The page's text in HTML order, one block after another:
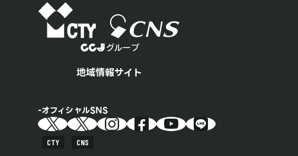
地域情報サイト
オフィシャルSNS
CTY CNS